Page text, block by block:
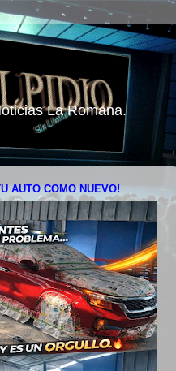
La Romana.
AUTO COMO NUEVO!